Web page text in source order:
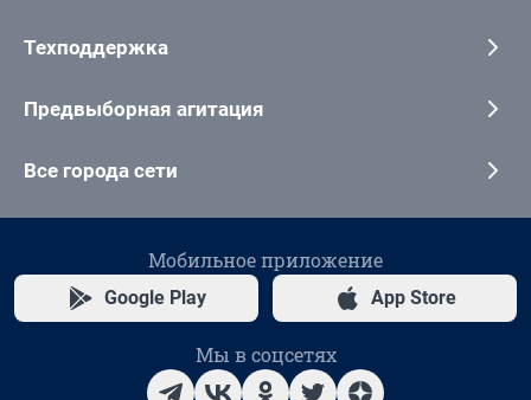
Техподдержка
Предвыборная агитация
Все города сети
Мобильное приложение
Google Play App Store
Мы в соцсетях